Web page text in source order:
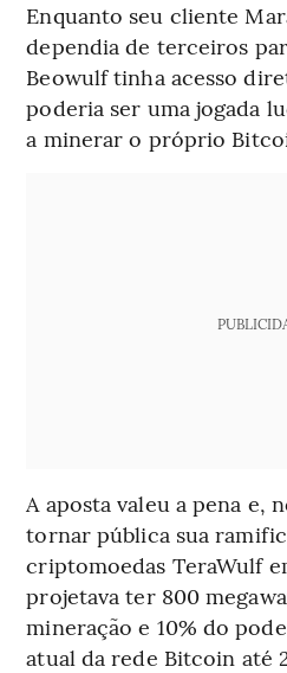
Enquanto seu cliente
dependia de terceiros
Beowulf tinha acesso
poderia ser uma jogada
a minerar o próprio
A aposta valeu a pena e,
tornar pública sua
criptomoedas TeraWulf
projetava ter 800
mineração e 10% do
atual da rede Bitcoin até